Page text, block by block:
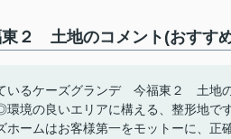
２ 土地のコメント(おすす
いるケーズグランデ 今福東２ 土地
境の良いエリアに構える、整形地
ームはお客様第一をモットーに、